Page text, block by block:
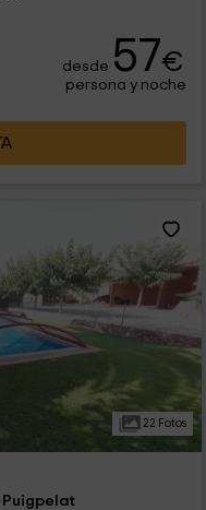
desde 57€
persona y noche
22 Fotos
Puigpelat